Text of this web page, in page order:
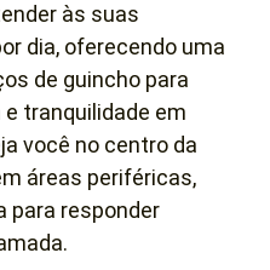
às suas
dia, oferecendo uma
de guincho para
tranquilidade em
você no centro da
áreas periféricas,
para responder